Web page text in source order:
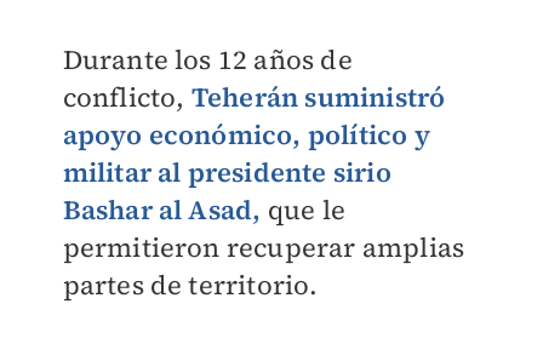
Durante los 12 años de
conflicto, Teherán suministró
apoyo económico, político y
militar al presidente sirio
Bashar al Asad, que le
permitieron recuperar amplias
partes de territorio.